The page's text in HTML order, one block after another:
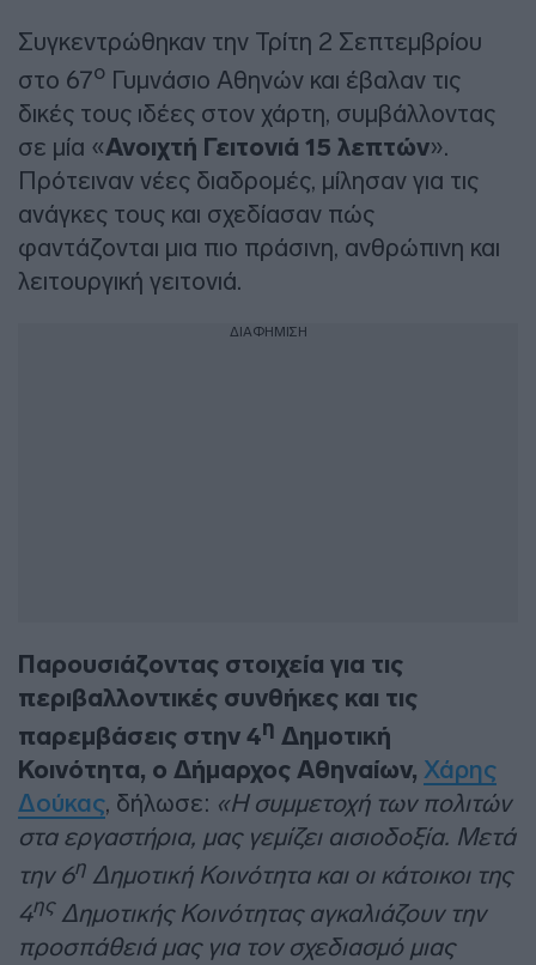
Συγκεντρώθηκαν την Τρίτη 2 Σεπτεμβρίου
στο 67ο Γυμνάσιο Αθηνών και έβαλαν τις
δικές τους ιδέες στον χάρτη, συμβάλλοντας
σε μία «Ανοιχτή Γειτονιά 15 λεπτών».
Πρότειναν νέες διαδρομές, μίλησαν για τις
ανάγκες τους και σχεδίασαν πώς
φαντάζονται μια πιο πράσινη, ανθρώπινη και
λειτουργική γειτονιά.
ΔΙΑΦΗΜΙΣΗ
Παρουσιάζοντας στοιχεία για τις
περιβαλλοντικές συνθήκες και τις
παρεμβάσεις στην 4η Δημοτική
Κοινότητα, ο Δήμαρχος Αθηναίων, Χάρης
Δούκας, δήλωσε: «Η συμμετοχή των πολιτών
στα εργαστήρια, μας γεμίζει αισιοδοξία. Μετά
την 6η Δημοτική Κοινότητα και οι κάτοικοι της
4ηςΔημοτικής Κοινότητας αγκαλιάζουν την
προσπάθειά μας για τον σχεδιασμό μιας